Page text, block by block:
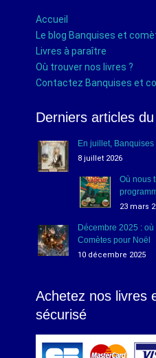
Accueil
Le blog Banquises et
Livres à paraître
Où trouver nos livres ?
Contactez Banquises et
Derniers articles
En juillet,
8 juillet 2026
Où nous
23 mars
Décembre 2025 :
Comètes pour Noël
10 décembre 2025
Achetez nos livres
sécurisé